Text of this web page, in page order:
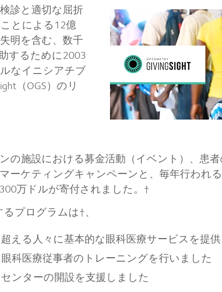
診と適切な屈折
とによる12億
明を含む、数千
するために2003
なイニシアチブ
（OGS）のリ
の施設における募金活動（イベント）、患
ーケティングキャンペーンと、毎年行われ
万ドルが寄付されました。†
プログラムは†、
える人々に基本的な眼科医療サービスを提
科医療従事者のトレーニングを行いました
ンターの開設を支援しました